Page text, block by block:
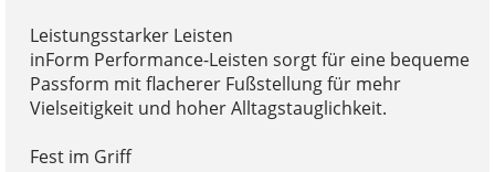
Leistungsstarker Leisten
inForm Performance-Leisten sorgt für eine bequeme
Passform mit flacherer Fußstellung für mehr
Vielseitigkeit und hoher Alltagstauglichkeit.
Fest im Griff